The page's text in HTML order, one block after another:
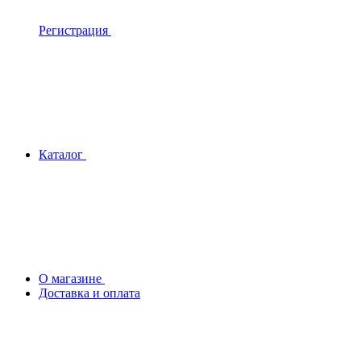
Регистрация
Каталог
О магазине
Доставка и оплата